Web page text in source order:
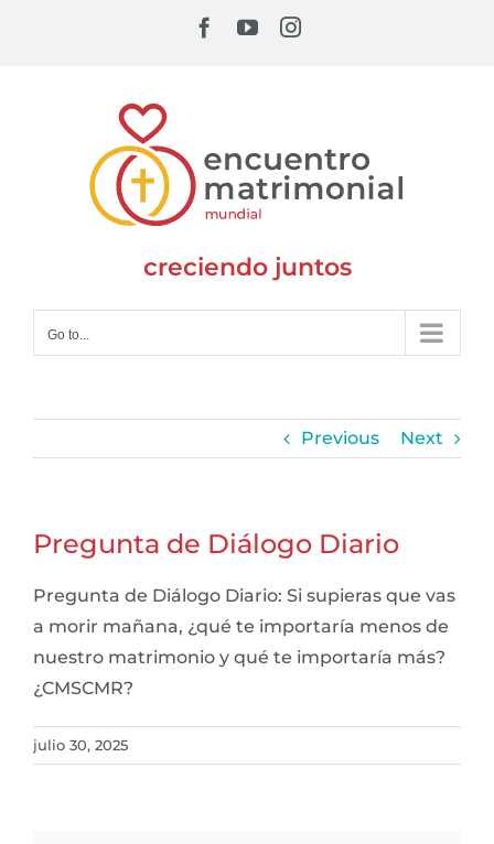
Facebook
YouTubeInstagram
creciendo juntos
Go to...
Previous Next
Pregunta de Diálogo Diario
Pregunta de Diálogo Diario: Si supieras que vas
a morir mañana, ¿qué te importaría menos de
nuestro matrimonio y qué te importaría más?
¿CMSCMR?
julio 30, 2025